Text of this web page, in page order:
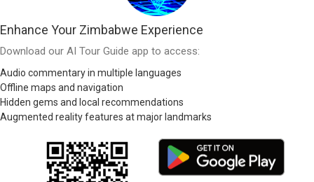
Enhance Your Zimbabwe Experience
Download our AI Tour Guide app to access:
Audio commentary in multiple languages
Offline maps and navigation
Hidden gems and local recommendations
Augmented reality features at major landmarks